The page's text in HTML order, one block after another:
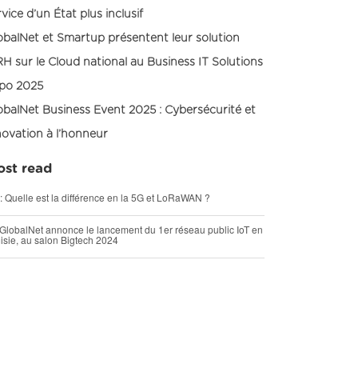
d’un État plus inclusif
et Smartup présentent leur solution
sur le Cloud national au Business IT Solutions
2025
Business Event 2025 : Cybersécurité et
à l’honneur
read
Quelle est la différence en la 5G et LoRaWAN ?
annonce le lancement du 1er réseau public IoT en
au salon Bigtech 2024